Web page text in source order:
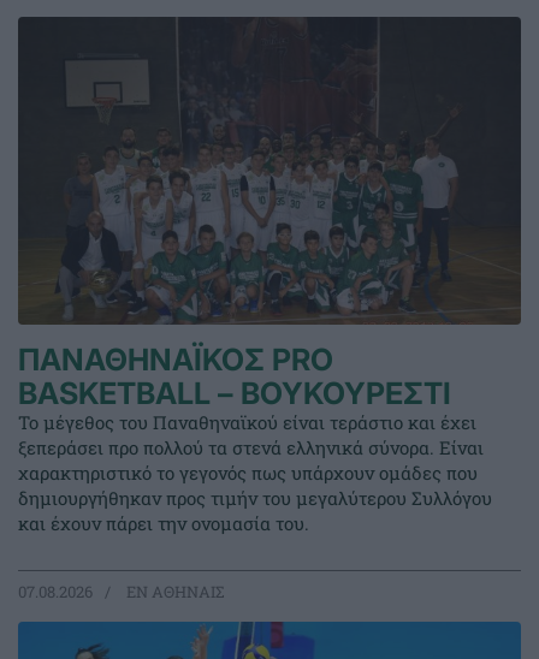
ΠΑΝΑΘΗΝΑΪΚΟΣ PRO
BASKETBALL – ΒΟΥΚΟΥΡΕΣΤΙ
Το μέγεθος του Παναθηναϊκού είναι τεράστιο και έχει
ξεπεράσει προ πολλού τα στενά ελληνικά σύνορα. Είναι
χαρακτηριστικό το γεγονός πως υπάρχουν ομάδες που
δημιουργήθηκαν προς τιμήν του μεγαλύτερου Συλλόγου
και έχουν πάρει την ονομασία του.
07.08.2026 EΝ ΑΘΗΝΑΙΣ